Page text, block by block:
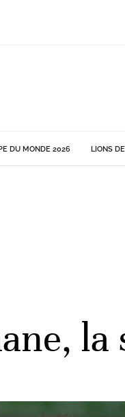
DU MONDE 2026 LIONS
la